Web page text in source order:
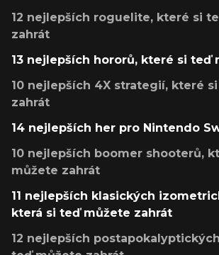
12 nejlepších roguelite, které si
zahrát
13 nejlepších hororů, které si teď
10 nejlepších 4X strategií, které
zahrát
14 nejlepších her pro Nintendo
10 nejlepších boomer shooterů,
můžete zahrát
11 nejlepších klasických
která si teď můžete zahrát
12 nejlepších